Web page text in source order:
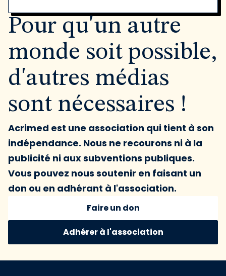
Pour qu'un autre
monde soit possible,
d'autres médias
sont nécessaires !
Acrimed est une association qui tient à son
indépendance. Nous ne recourons ni à la
publicité ni aux subventions publiques.
Vous pouvez nous soutenir en faisant un
don ou en adhérant à l'association.
Faire un don
Adhérer à l'association